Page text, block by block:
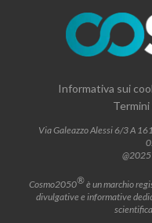
Informativa sui
Termini
Via Galeazzo Alessi 6/3 A
@2025
Cosmo2050®è un marchio
divulgative e informative